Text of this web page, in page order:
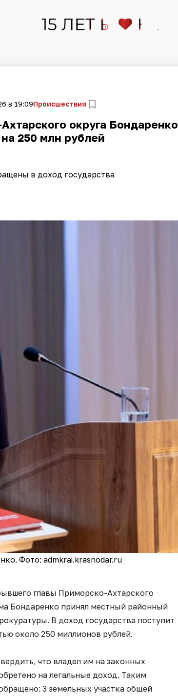
в 19:09Происшествия
округа Бондаренко
250 млн рублей
в доход государства
Фото: admkrai.krasnodar.ru
главы Приморско-Ахтарского
Бондаренко принял местный районный
В доход государства поступит
около 250 миллионов рублей.
что владел им на законных
на легальные доход. Таким
3 земельных участка общей